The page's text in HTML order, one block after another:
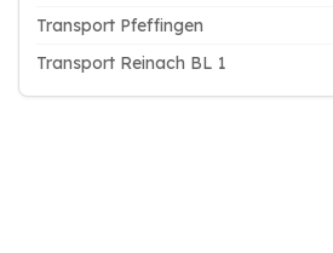
Transport Pfeffingen
Transport Reinach BL 1